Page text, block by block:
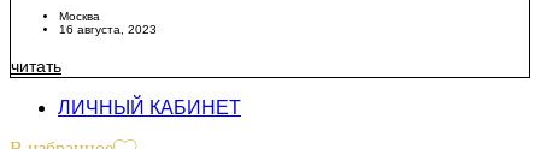
Москва
16 августа, 2023
читать
ЛИЧНЫЙ КАБИНЕТ